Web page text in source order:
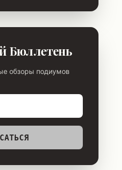
Бюллетень
обзоры подиумов